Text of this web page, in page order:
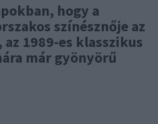
hogy a
színésznője az
1989-es klasszikus
már gyönyörű